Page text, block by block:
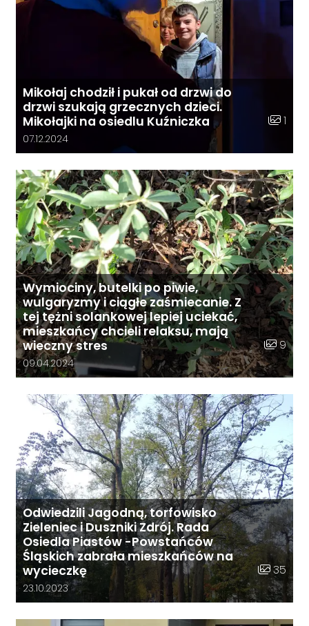
Mikołaj chodził i pukał od drzwi do
drzwi szukają grzecznych dzieci.
Mikołajki na osiedlu Kuźniczka
Liczba
1
Data dodania galerii:
07.12.2024
Wymiociny, butelki po piwie,
wulgaryzmy i ciągłe zaśmiecanie. Z
tej tężni solankowej lepiej uciekać,
mieszkańcy chcieli relaksu, mają
wieczny stres
Liczba
9
Data dodania galerii:
09.04.2024
Odwiedzili Jagodną, torfowisko
Zieleniec i Duszniki Zdrój. Rada
Osiedla Piastów -Powstańców
Śląskich zabrała mieszkańców na
wycieczkę
Liczba
35
Data dodania galerii:
23.10.2023